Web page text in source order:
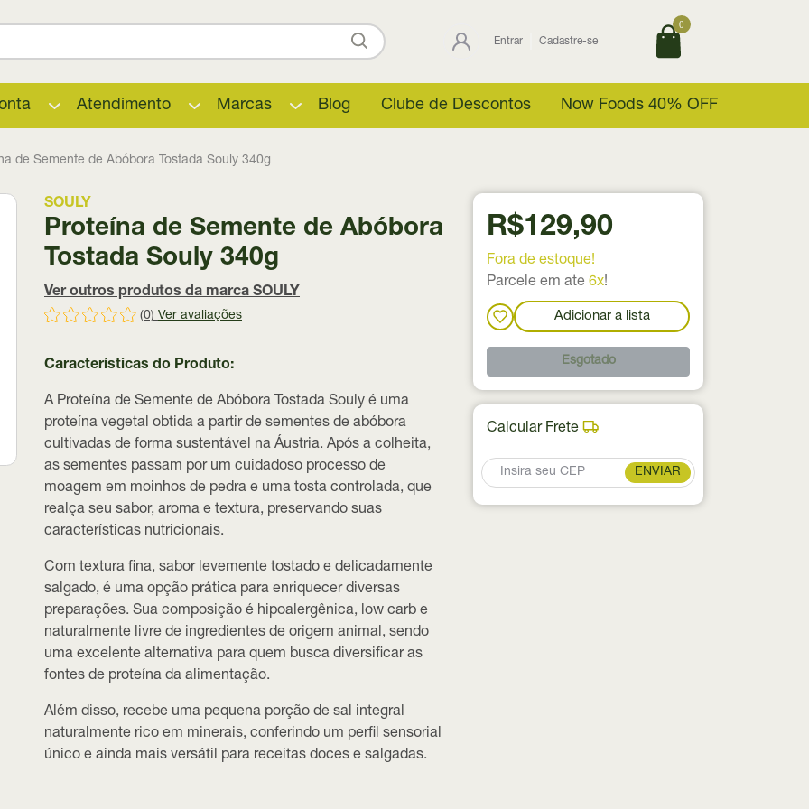
Entrar Cadastre-se
0
Atendimento Marcas Blog Clube de Descontos Now Foods 40% OFF
de Semente de Abóbora Tostada Souly 340g
SOULY
Proteína de Semente de Abóbora
Tostada Souly 340g
Ver outros produtos da marca SOULY
(0) Ver avaliações
Características do Produto:
A Proteína de Semente de Abóbora Tostada Souly é uma
proteína vegetal obtida a partir de sementes de abóbora
cultivadas de forma sustentável na Áustria. Após a colheita,
as sementes passam por um cuidadoso processo de
moagem em moinhos de pedra e uma tosta controlada, que
realça seu sabor, aroma e textura, preservando suas
características nutricionais.
Com textura fina, sabor levemente tostado e delicadamente
salgado, é uma opção prática para enriquecer diversas
preparações. Sua composição é hipoalergênica, low carb e
naturalmente livre de ingredientes de origem animal, sendo
uma excelente alternativa para quem busca diversificar as
fontes de proteína da alimentação.
Além disso, recebe uma pequena porção de sal integral
naturalmente rico em minerais, conferindo um perfil sensorial
único e ainda mais versátil para receitas doces e salgadas.
R$129,90
Fora de estoque!
Parcele em ate 6x!
Adicionar a lista
Esgotado
Calcular Frete
ENVIAR